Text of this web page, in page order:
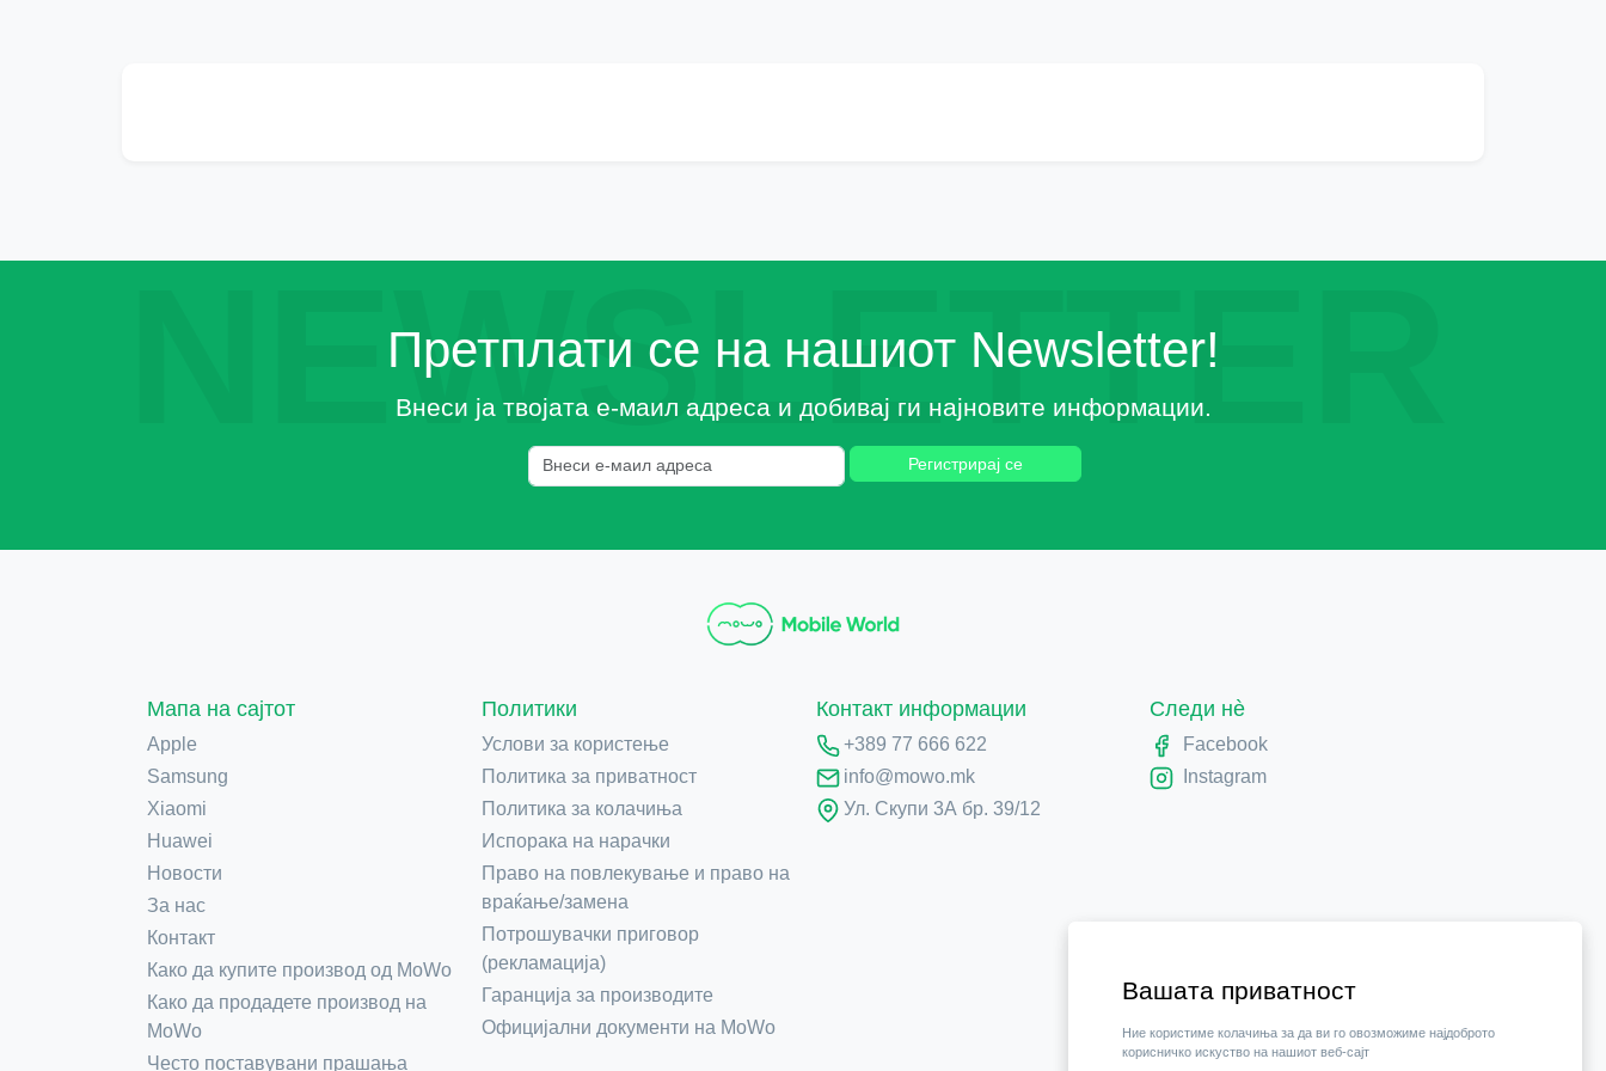
Вашата приватност
Ние користиме колачиња за да ви го овозможиме најдоброто
корисничко искуство на нашиот веб-сајт
NEWSLETTER
Претплати се на нашиот Newsletter!
Внеси ја твојата е-маил адреса и добивај ги најновите информации.
Регистрирај се
Мапа на сајтот
Apple
Samsung
Xiaomi
Huawei
Новости
За нас
Контакт
Како да купите производ од MoWo
Како да продадете производ на
MoWo
Често поставувани прашања
Политики
Услови за користење
Политика за приватност
Политика за колачиња
Испорака на нарачки
Право на повлекување и право на
враќање/замена
Потрошувачки приговор
(рекламација)
Гаранција за производите
Официјални документи на MoWo
Контакт информации
+389 77 666 622
info@mowo.mk
Ул. Скупи 3А бр. 39/12
Следи нè
Facebook
Instagram